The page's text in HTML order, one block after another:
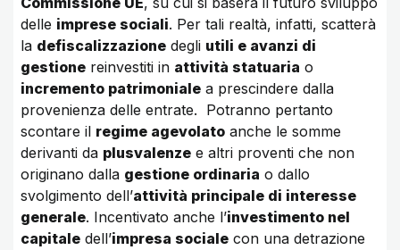
delle imprese sociali. Per tali realtà, infatti, scatterà
la defiscalizzazione degli utili e avanzi di
gestione reinvestiti in attività statuaria o
incremento patrimoniale a prescindere dalla
provenienza delle entrate. Potranno pertanto
scontare il regime agevolato anche le somme
derivanti da plusvalenze e altri proventi che non
originano dalla gestione ordinaria o dallo
svolgimento dell’attività principale di interesse
generale. Incentivato anche l’investimento nel
capitale dell’impresa sociale con una detrazione